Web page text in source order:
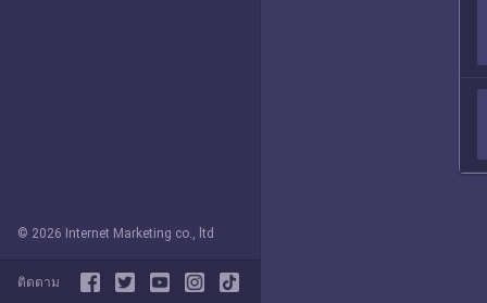
© 2026 Internet Marketing co., ltd
ติดตาม